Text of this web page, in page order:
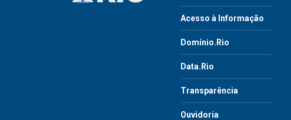
Acesso à Informação
Domínio.Rio
Data.Rio
Transparência
Ouvidoria